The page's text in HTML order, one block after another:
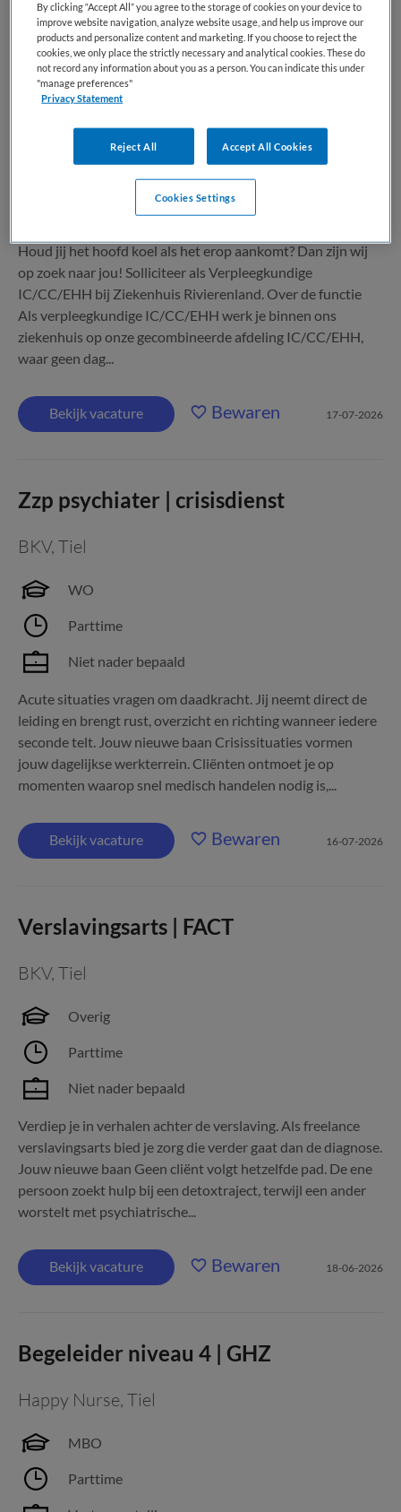
Verpleegkundige IC/CC/EHH
Ziekenhuis Rivierenland
Niet nader bepaald
Tijdelijk met uitzicht op vast
Houd jij het hoofd koel als het erop aankomt? Dan zijn wij
op zoek naar jou! Solliciteer als Verpleegkundige
IC/CC/EHH bij Ziekenhuis Rivierenland. Over de functie
Als verpleegkundige IC/CC/EHH werk je binnen ons
ziekenhuis op onze gecombineerde afdeling IC/CC/EHH,
waar geen dag...
Bekijk vacature Bewaren 17-07-2026
Zzp psychiater | crisisdienst
BKV, Tiel
WO
Parttime
Niet nader bepaald
Acute situaties vragen om daadkracht. Jij neemt direct de
leiding en brengt rust, overzicht en richting wanneer iedere
seconde telt. Jouw nieuwe baan Crisissituaties vormen
jouw dagelijkse werkterrein. Cliënten ontmoet je op
momenten waarop snel medisch handelen nodig is,...
Bekijk vacature Bewaren 16-07-2026
Verslavingsarts | FACT
BKV, Tiel
Overig
Parttime
Niet nader bepaald
Verdiep je in verhalen achter de verslaving. Als freelance
verslavingsarts bied je zorg die verder gaat dan de diagnose.
Jouw nieuwe baan Geen cliënt volgt hetzelfde pad. De ene
persoon zoekt hulp bij een detoxtraject, terwijl een ander
worstelt met psychiatrische...
Bekijk vacature Bewaren 18-06-2026
Begeleider niveau 4 | GHZ
Happy Nurse, Tiel
MBO
Parttime
By clicking “Accept All” you agree to the storage of cookies on your device to
improve website navigation, analyze website usage, and help us improve our
products and personalize content and marketing. If you choose to reject the
cookies, we only place the strictly necessary and analytical cookies. These do
not record any information about you as a person. You can indicate this under
"manage preferences"
Privacy Statement
Reject All Accept All Cookies
Cookies Settings